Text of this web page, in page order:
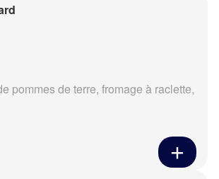
pommes de terre, fromage à raclette,